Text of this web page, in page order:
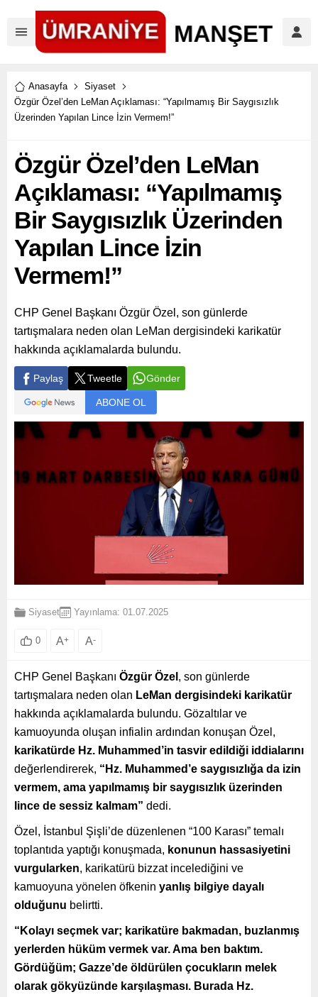
Anasayfa
Siyaset
Özgür Özel’den LeMan Açıklaması: “Yapılmamış Bir Saygısızlık
Üzerinden Yapılan Lince İzin Vermem!”
Özgür Özel’den LeMan
Açıklaması: “Yapılmamış
Bir Saygısızlık Üzerinden
Yapılan Lince İzin
Vermem!”
CHP Genel Başkanı Özgür Özel, son günlerde
tartışmalara neden olan LeMan dergisindeki karikatür
hakkında açıklamalarda bulundu.
Paylaş Tweetle Gönder
ABONE OL
Siyaset Yayınlama: 01.07.2025
0 A+ A-
CHP Genel Başkanı Özgür Özel , son günlerde
tartışmalara neden olan LeMan dergisindeki karikatür
hakkında açıklamalarda bulundu. Gözaltılar ve
kamuoyunda oluşan infialin ardından konuşan Özel,
karikatürde Hz. Muhammed’in tasvir edildiği iddialarını
değerlendirerek, “Hz. Muhammed’e saygısızlığa da izin
vermem, ama yapılmamış bir saygısızlık üzerinden
lince de sessiz kalmam” dedi.
Özel, İstanbul Şişli’de düzenlenen “100 Karası” temalı
toplantıda yaptığı konuşmada, konunun hassasiyetini
vurgularken, karikatürü bizzat incelediğini ve
kamuoyuna yönelen öfkenin yanlış bilgiye dayalı
olduğunu belirtti.
“Kolayı seçmek var; karikatüre bakmadan, buzlanmış
yerlerden hüküm vermek var. Ama ben baktım.
Gördüğüm; Gazze’de öldürülen çocukların melek
olarak gökyüzünde karşılaşması. Burada Hz.